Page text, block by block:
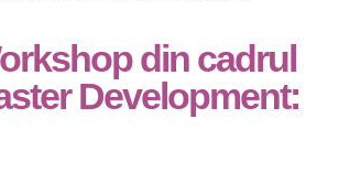
din cadrul
Development: